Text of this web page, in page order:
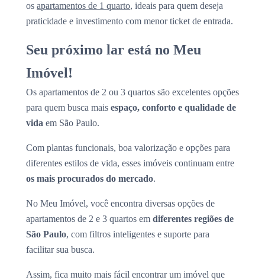
os apartamentos de 1 quarto, ideais para quem deseja
praticidade e investimento com menor ticket de entrada.
Seu próximo lar está no Meu
Imóvel!
Os apartamentos de 2 ou 3 quartos são excelentes opções
para quem busca mais espaço, conforto e qualidade de
vida em São Paulo.
Com plantas funcionais, boa valorização e opções para
diferentes estilos de vida, esses imóveis continuam entre
os mais procurados do mercado.
No Meu Imóvel, você encontra diversas opções de
apartamentos de 2 e 3 quartos em diferentes regiões de
São Paulo, com filtros inteligentes e suporte para
facilitar sua busca.
Assim, fica muito mais fácil encontrar um imóvel que